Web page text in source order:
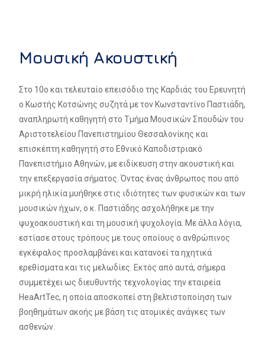
Μουσική Ακουστική
Στο 10ο και τελευταίο επεισόδιο της Καρδιάς του Ερευνητή
ο Κωστής Κοτσώνης συζητά με τον Κωνσταντίνο Παστιάδη,
αναπληρωτή καθηγητή στο Τμήμα Μουσικών Σπουδών του
Αριστοτελείου Πανεπιστημίου Θεσσαλονίκης και
επισκέπτη καθηγητή στο Εθνικό Καποδιστριακό
Πανεπιστήμιο Αθηνών, με ειδίκευση στην ακουστική και
την επεξεργασία σήματος. Όντας ένας άνθρωπος που από
μικρή ηλικία μυήθηκε στις ιδιότητες των φυσικών και των
μουσικών ήχων, ο κ. Παστιάδης ασχολήθηκε με την
ψυχοακουστική και τη μουσική ψυχολογία. Με άλλα λόγια,
εστίασε στους τρόπους με τους οποίους ο ανθρώπινος
εγκέφαλος προσλαμβάνει και κατανοεί τα ηχητικά
ερεθίσματα και τις μελωδίες. Εκτός από αυτά, σήμερα
συμμετέχει ως διευθυντής τεχνολογίας την εταιρεία
HeaArtTec, η οποία αποσκοπεί στη βελτιστοποίηση των
βοηθημάτων ακοής με βάση τις ατομικές ανάγκες των
ασθενών.